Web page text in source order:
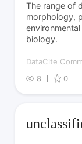
The range of
morphology,
biology.
DataCite
8
0